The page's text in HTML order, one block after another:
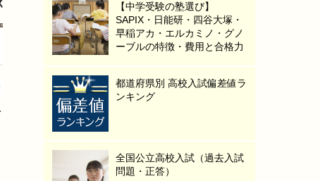
【中学受験の塾選び】
SAPIX・日能研・四谷大塚・
早稲アカ・エルカミノ・グノ
ーブルの特徴・費用と合格力
都道府県別 高校入試偏差値ラ
ンキング
全国公立高校入試（過去入試
問題・正答）